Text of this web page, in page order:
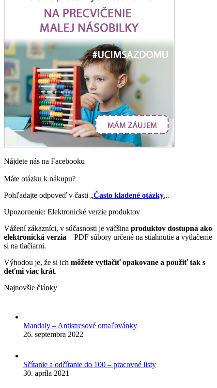
Nájdete nás na Facebooku
Máte otázku k nákupu?
Pohľadajte odpoveď v časti „Často kladené otázky„.
Upozornenie: Elektronické verzie produktov
Vážení zákazníci, v súčasnosti je väčšina produktov dostupná ako
elektronická verzia – PDF súbory určené na stiahnutie a vytlačenie
si na tlačiarni.
Výhodou je, že si ich môžete vytlačiť opakovane a použiť tak s
deťmi viac krát.
Najnovšie články
Mandaly – Antistresové omaľovánky
26. septembra 2022
Sčítanie a odčítanie do 100 – pracovné listy
30. apríla 2021